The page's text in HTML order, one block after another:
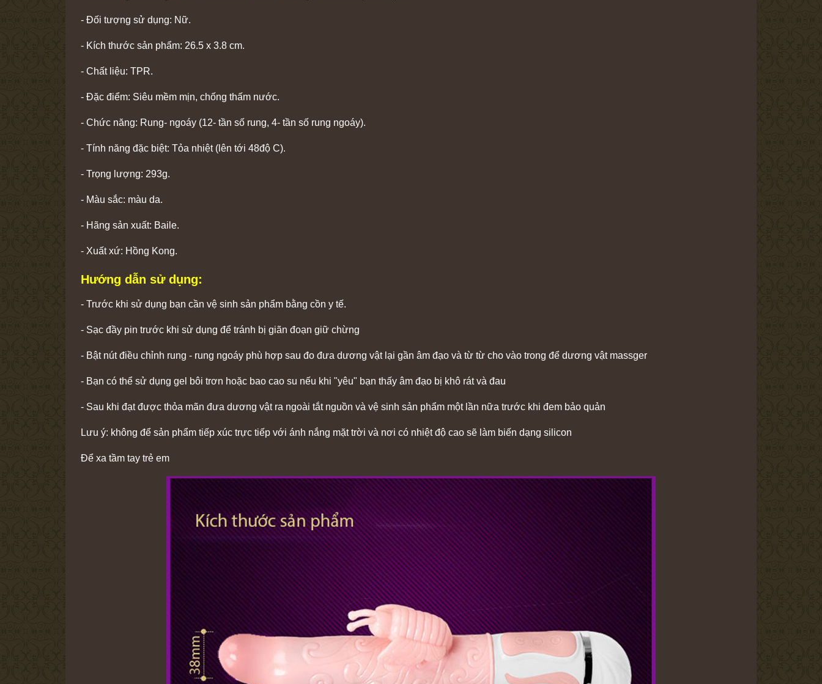
- Đối tượng sử dụng: Nữ.
- Kích thước sản phẩm: 26.5 x 3.8 cm.
- Chất liệu: TPR.
- Đặc điểm: Siêu mềm mịn, chống thấm nước.
- Chức năng: Rung- ngoáy (12- tần số rung, 4- tần số rung ngoáy).
- Tính năng đặc biệt: Tỏa nhiệt (lên tới 48độ C).
- Trọng lượng: 293g.
- Màu sắc: màu da.
- Hãng sản xuất: Baile.
- Xuất xứ: Hồng Kong.
Hướng dẫn sử dụng:
- Trước khi sử dụng bạn cần vệ sinh sản phẩm bằng cồn y tế.
- Sạc đầy pin trước khi sử dụng để tránh bị giãn đoạn giữ chừng
- Bật nút điều chỉnh rung - rung ngoáy phù hợp sau đo đưa dương vật lại gần âm đạo và từ từ cho vào trong để dương vật massger
- Bạn có thể sử dụng gel bôi trơn hoặc bao cao su nếu khi "yêu" bạn thấy âm đạo bị khô rát và đau
- Sau khi đạt được thỏa mãn đưa dương vật ra ngoài tắt nguồn và vệ sinh sản phẩm một lần nữa trước khi đem bảo quản
Lưu ý: không để sản phẩm tiếp xúc trực tiếp với ánh nắng mặt trời và nơi có nhiệt độ cao sẽ làm biến dạng silicon
Để xa tầm tay trẻ em